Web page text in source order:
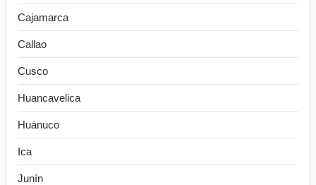
Cajamarca
Callao
Cusco
Huancavelica
Huánuco
Ica
Junín